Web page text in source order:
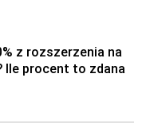
z rozszerzenia na
Ile procent to zdana